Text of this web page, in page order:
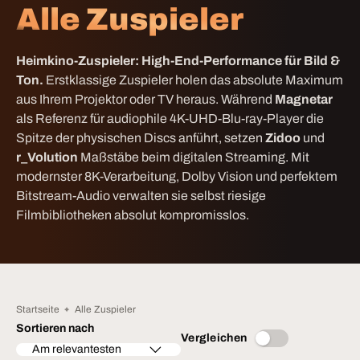
Alle Zuspieler
Heimkino-Zuspieler: High-End-Performance für Bild &
Ton. Erstklassige Zuspieler holen das absolute Maximum
aus Ihrem Projektor oder TV heraus. Während Magnetar
als Referenz für audiophile 4K-UHD-Blu-ray-Player die
Spitze der physischen Discs anführt, setzen Zidoo und
r_Volution Maßstäbe beim digitalen Streaming. Mit
modernster 8K-Verarbeitung, Dolby Vision und perfektem
Bitstream-Audio verwalten sie selbst riesige
Filmbibliotheken absolut kompromisslos.
Startseite Alle Zuspieler
Sortieren nach
Am relevantesten
Vergleichen